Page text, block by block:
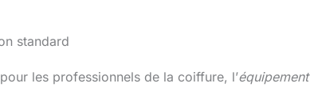
pour les professionnels de la coiffure, l’